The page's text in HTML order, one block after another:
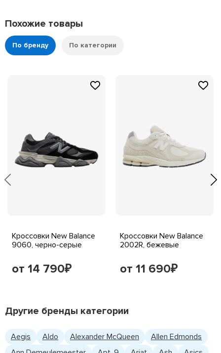
Похожие товары
По бренду По категории
Кроссовки New Balance
9060, черно-серые
от 14 790₽
Кроссовки New Balance
2002R, бежевые
от 11 690₽
Другие бренды категории
Aegis Aldo Alexander McQueen
Allen Edmonds